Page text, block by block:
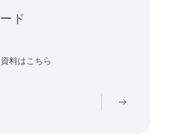
ド
料はこちら